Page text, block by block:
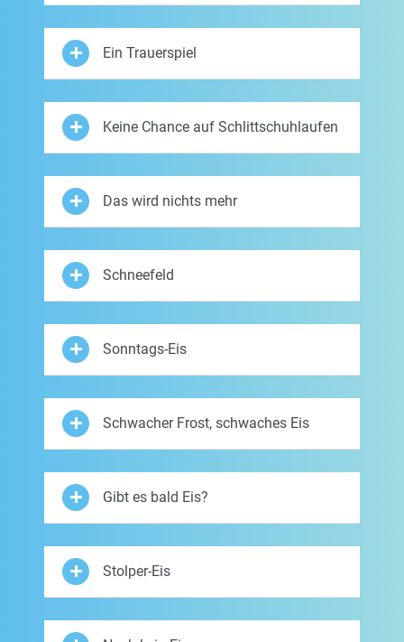
Ein Trauerspiel
Keine Chance auf Schlittschuhlaufen
Das wird nichts mehr
Schneefeld
Sonntags-Eis
Schwacher Frost, schwaches Eis
Gibt es bald Eis?
Stolper-Eis